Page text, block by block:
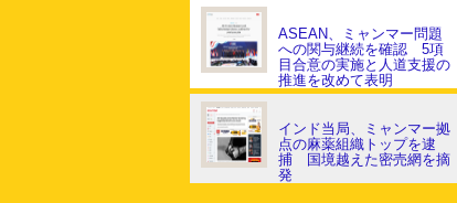
ASEAN、ミャンマー問題
への関与継続を確認 5項
目合意の実施と人道支援の
推進を改めて表明
インド当局、ミャンマー拠
点の麻薬組織トップを逮
捕 国境越えた密売網を摘
発